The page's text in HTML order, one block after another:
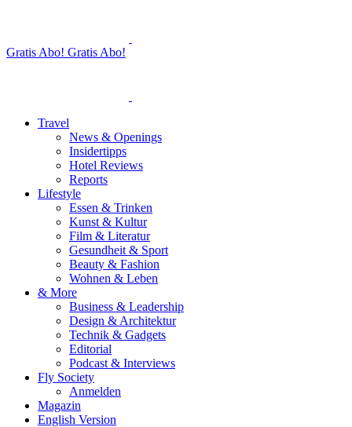
Gratis Abo! Gratis Abo!
Travel
News & Openings
Insidertipps
Hotel Reviews
Reports
Lifestyle
Essen & Trinken
Kunst & Kultur
Film & Literatur
Gesundheit & Sport
Beauty & Fashion
Wohnen & Leben
& More
Business & Leadership
Design & Architektur
Technik & Gadgets
Editorial
Podcast & Interviews
Fly Society
Anmelden
Magazin
English Version